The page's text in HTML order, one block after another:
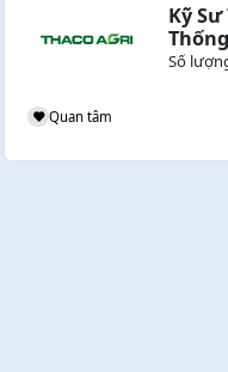
Kỹ
(Gia
Số
Quan tâm